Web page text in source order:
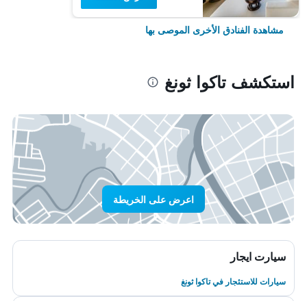
مشاهدة الفنادق الأخرى الموصى بها
استكشف تاكوا ثونغ
اعرض على الخريطة
سيارت ايجار
سيارات للاستئجار في تاكوا ثونغ